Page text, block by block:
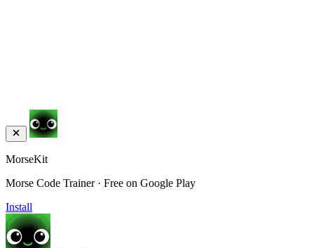
MorseKit
Morse Code Trainer · Free on Google Play
Install